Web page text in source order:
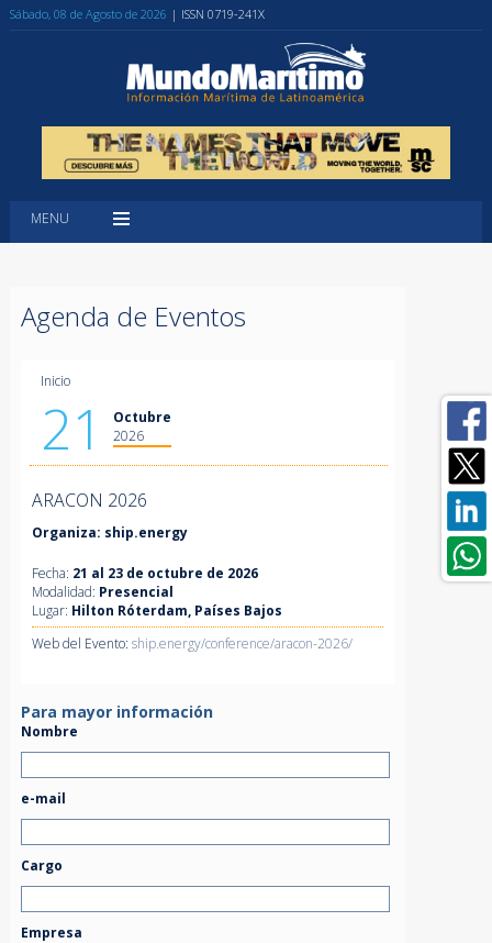
Sábado, 08 de Agosto de 2026 | ISSN 0719-241X
MENU
Agenda de Eventos
Inicio
21
Octubre
2026
ARACON 2026
Organiza: ship.energy
Fecha: 21 al 23 de octubre de 2026
Modalidad: Presencial
Lugar: Hilton Róterdam, Países Bajos
Web del Evento: ship.energy/conference/aracon-2026/
Para mayor información
Nombre
e-mail
Cargo
Empresa